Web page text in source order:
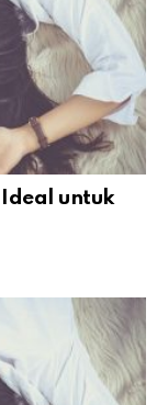
untuk